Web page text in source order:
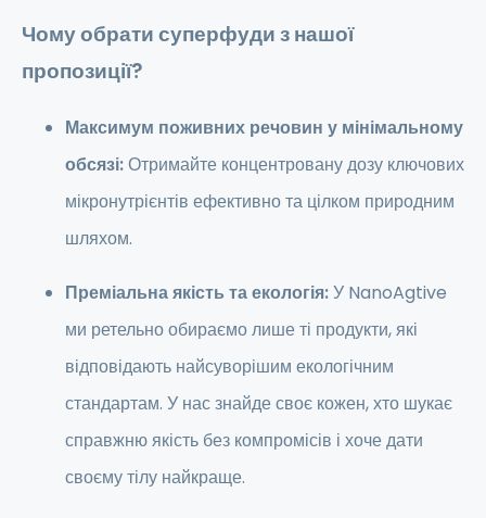
Чому обрати суперфуди з нашої
пропозиції?
Максимум поживних речовин у мінімальному
обсязі:Отримайте концентровану дозу ключових
мікронутрієнтів ефективно та цілком природним
шляхом.
Преміальна якість та екологія:У NanoAgtive
ми ретельно обираємо лише ті продукти, які
відповідають найсуворішим екологічним
стандартам. У нас знайде своє кожен, хто шукає
справжню якість без компромісів і хоче дати
своєму тілу найкраще.